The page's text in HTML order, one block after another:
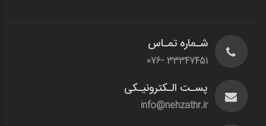
شـماره تمـاس
33347451 -076
پسـت الـکترونیـکی
info@nehzathr.ir